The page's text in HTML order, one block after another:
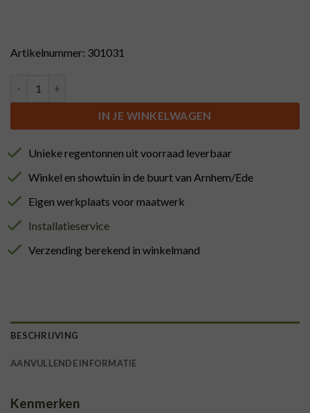
Artikelnummer: 301031
IN JE WINKELWAGEN
Unieke regentonnen uit voorraad leverbaar
Winkel en showtuin in de buurt van Arnhem/Ede
Eigen werkplaats voor maatwerk
Installatieservice
Verzending berekend in winkelmand
BESCHRIJVING
AANVULLENDE INFORMATIE
Kenmerken